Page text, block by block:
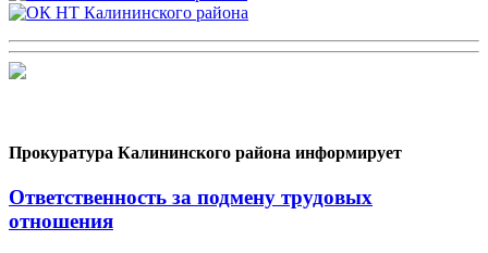
Прокуратура Калининского района информирует
Ответственность за подмену трудовых
отношения